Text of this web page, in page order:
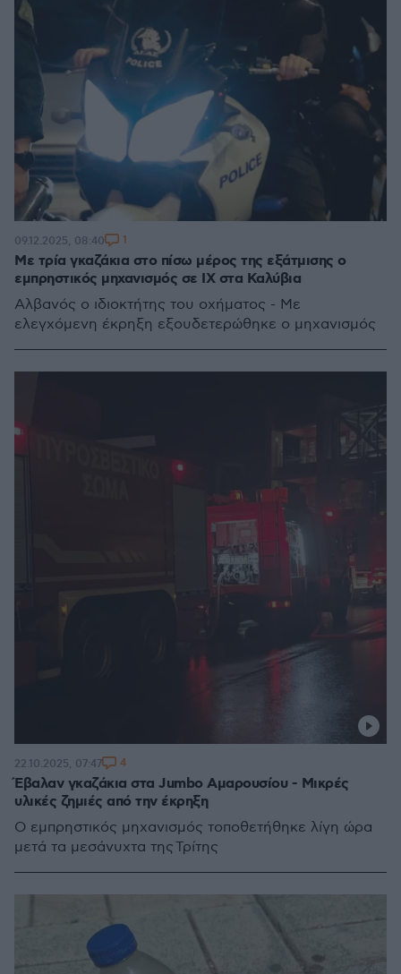
Με τρία γκαζάκια στο πίσω μέρος της εξάτμισης ο
εμπρηστικός μηχανισμός σε ΙΧ στα Καλύβια
Αλβανός ο ιδιοκτήτης του οχήματος - Με
ελεγχόμενη έκρηξη εξουδετερώθηκε ο μηχανισμός
09.12.2025, 08:40 1
Έβαλαν γκαζάκια στα Jumbo Αμαρουσίου - Μικρές
υλικές ζημιές από την έκρηξη
O εμπρηστικός μηχανισμός τοποθετήθηκε λίγη ώρα
μετά τα μεσάνυχτα της Τρίτης
22.10.2025, 07:47 4